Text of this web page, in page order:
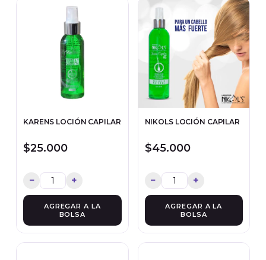
KARENS LOCIÓN CAPILAR
$25.000
− +
NIKOLS LOCIÓN CAPILAR
$45.000
− +
AGREGAR A LA
BOLSA